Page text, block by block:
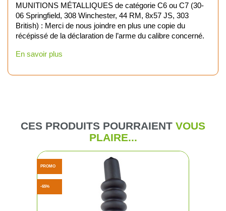
MUNITIONS MÉTALLIQUES de catégorie C6 ou C7 (30-
06 Springfield, 308 Winchester, 44 RM, 8x57 JS, 303
British) : Merci de nous joindre en plus une copie du
récépissé de la déclaration de l’arme du calibre concerné.
En savoir plus
CES PRODUITS POURRAIENT VOUS
PLAIRE...
PROMO
-65%